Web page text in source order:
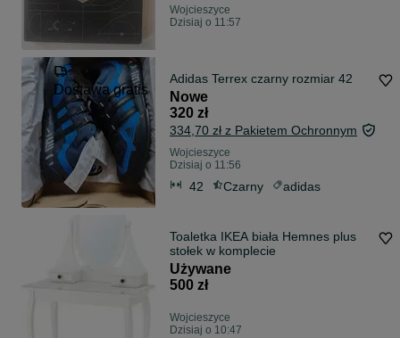
Wojcieszyce
Dzisiaj o 11:57
Dostawa gratis
Adidas Terrex czarny rozmiar 42
Nowe
320 zł
334,70 zł z Pakietem Ochronnym
Wojcieszyce
Dzisiaj o 11:56
42 Czarny adidas
Toaletka IKEA biała Hemnes plus
stołek w komplecie
Używane
500 zł
Wojcieszyce
Dzisiaj o 10:47